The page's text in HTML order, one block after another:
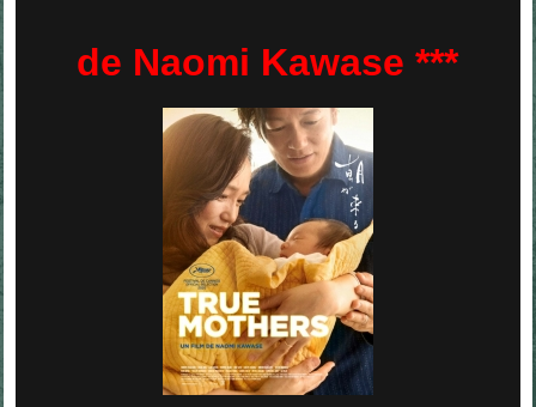
de Naomi Kawase ***